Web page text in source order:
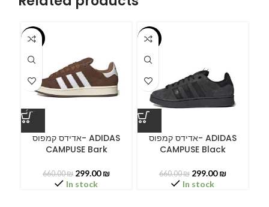
-55%
אדידס קמפוס- ADIDAS
CAMPUSE Bark
660.00₪ 299.00₪
In stock
-55%
אדידס קמפוס- ADIDAS
CAMPUSE Black
660.00₪ 299.00₪
In stock